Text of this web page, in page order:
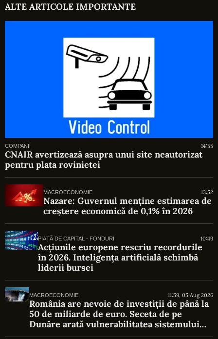
ALTE ARTICOLE IMPORTANTE
COMPANII 14:55
CNAIR avertizează asupra unui site neautorizat
pentru plata rovinietei
MACROECONOMIE 13:52
Nazare: Guvernul menține estimarea de
creștere economică de 0,1% în 2026
PIAȚĂ DE CAPITAL - FONDURI 10:49
Acțiunile europene rescriu recordurile
în 2026. Inteligența artificială schimbă
liderii bursei
MACROECONOMIE 11:59, 05 Aug 2026
România are nevoie de investiții de până la
50 de miliarde de euro. Seceta de pe
Dunăre arată vulnerabilitatea sistemului
energetic